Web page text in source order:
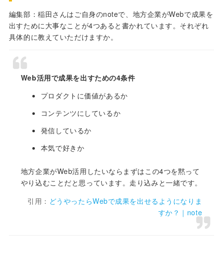
編集部：稲田さんはご自身のnoteで、地方企業がWebで成果を
出すために大事なことが4つあると書かれています。それぞれ
具体的に教えていただけますか。
Web活用で成果を出すための4条件
プロダクトに価値があるか
コンテンツにしているか
発信しているか
本気で好きか
地方企業がWeb活用したいならまずはこの4つを黙って
やり込むことだと思っています。走り込みと一緒です。
引用： どうやったらWebで成果を出せるようになりま
すか？｜note